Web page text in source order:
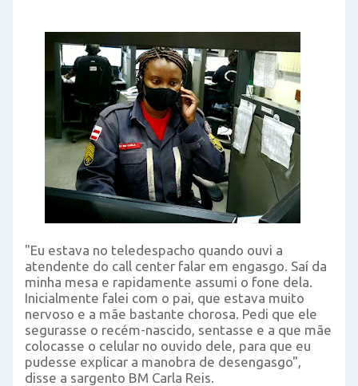
"Eu estava no teledespacho quando ouvi a
atendente do call center falar em engasgo. Saí da
minha mesa e rapidamente assumi o fone dela.
Inicialmente falei com o pai, que estava muito
nervoso e a mãe bastante chorosa. Pedi que ele
segurasse o recém-nascido, sentasse e a que mãe
colocasse o celular no ouvido dele, para que eu
pudesse explicar a manobra de desengasgo",
disse a sargento BM Carla Reis.